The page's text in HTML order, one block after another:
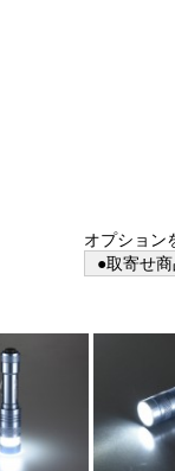
オプション
●取寄せ